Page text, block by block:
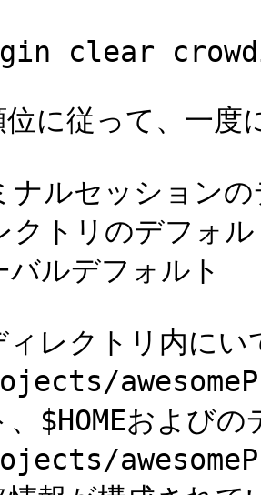
clear
位に従って、一
ルセッションの
トリのデフォル
ルデフォルト
ィレクトリ内にい
$HOMEおよび